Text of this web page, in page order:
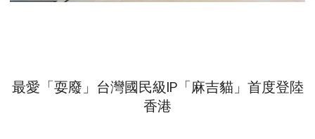
最愛「耍廢」台灣國民級IP「麻吉貓」首度登陸
香港